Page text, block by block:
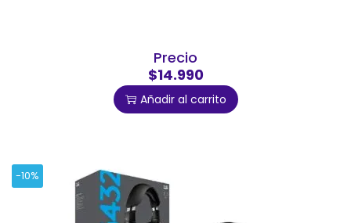
Precio
$14.990
Añadir al carrito
-10%